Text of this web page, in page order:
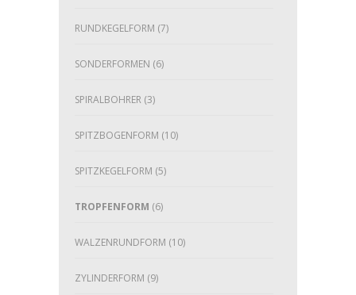
RUNDKEGELFORM (7)
SONDERFORMEN (6)
SPIRALBOHRER (3)
SPITZBOGENFORM (10)
SPITZKEGELFORM (5)
TROPFENFORM (6)
WALZENRUNDFORM (10)
ZYLINDERFORM (9)